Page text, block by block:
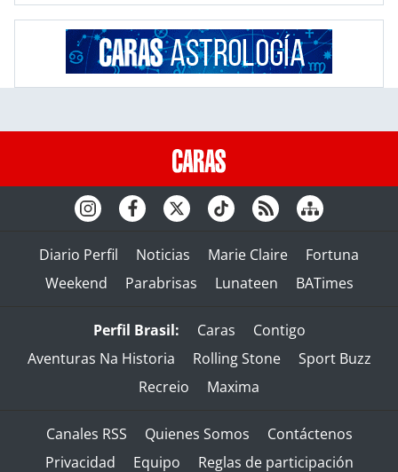
Diario Perfil Noticias Marie Claire
Fortuna
Weekend
Parabrisas Lunateen BATimes
Perfil Brasil: Caras
Contigo
Aventuras Na Historia
Rolling Stone
Sport Buzz
Recreio
Maxima
Canales RSS Quienes Somos
Contáctenos
Privacidad
Equipo Reglas de participación